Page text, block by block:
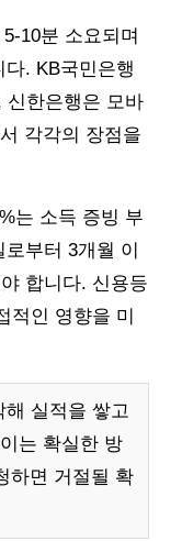
10분 소요되며
. KB국민은행
신한은행은 모바
각각의 장점을
는 소득 증빙 부
부터 3개월 이
합니다. 신용등
적인 영향을 미
해 실적을 쌓고
는 확실한 방
하면 거절될 확